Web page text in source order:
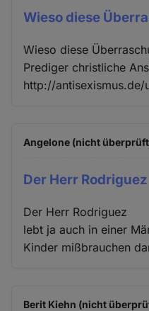
Wieso diese
Wieso diese
Prediger christliche
http://antisexismus.de/
Angelone (nicht
Der Herr Rodriguez
Der Herr Rodriguez
lebt ja auch in einer
Kinder mißbrauchen
Berit Kiehn (nicht